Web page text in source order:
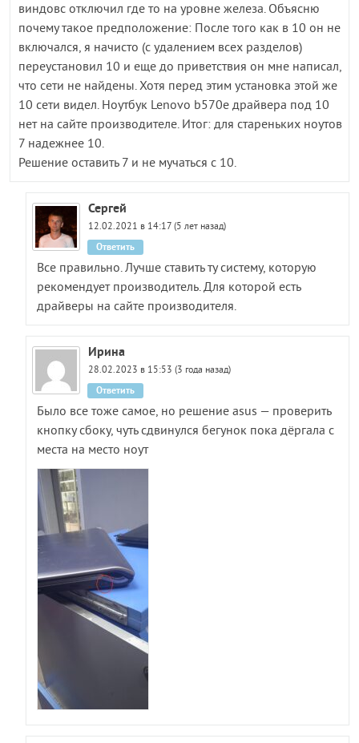
виндовс отключил где то на уровне железа. Объясню
почему такое предположение: После того как в 10 он не
включался, я начисто (с удалением всех разделов)
переустановил 10 и еще до приветствия он мне написал,
что сети не найдены. Хотя перед этим установка этой же
10 сети видел. Ноутбук Lenovo b570e драйвера под 10
нет на сайте производителе. Итог: для стареньких ноутов
7 надежнее 10.
Решение оставить 7 и не мучаться с 10.
Сергей
12.02.2021 в 14:17 (5 лет назад)
Все правильно. Лучше ставить ту систему, которую
рекомендует производитель. Для которой есть
драйверы на сайте производителя.
Ответить
Ирина
28.02.2023 в 15:53 (3 года назад)
Было все тоже самое, но решение asus — проверить
кнопку сбоку, чуть сдвинулся бегунок пока дёргала с
места на место ноут
Ответить